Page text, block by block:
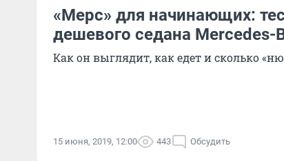
«Мерс» для начинающих:
дешевого седана Mercedes-
Как он выглядит, как едет и сколько
15 июня, 2019, 12:00 443 Обсудить